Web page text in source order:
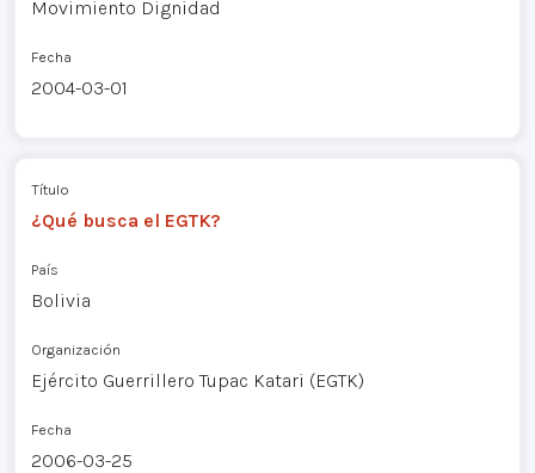
Movimiento Dignidad
Fecha
2004-03-01
Título
¿Qué busca el EGTK?
País
Bolivia
Organización
Ejército Guerrillero Tupac Katari (EGTK)
Fecha
2006-03-25